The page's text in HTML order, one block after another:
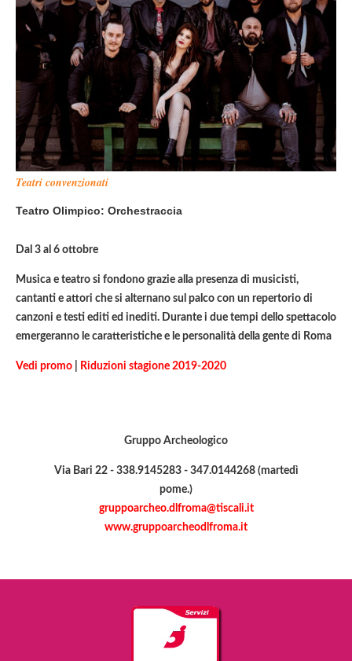
Teatri convenzionati
Teatro Olimpico: Orchestraccia
Dal 3 al 6 ottobre
Musica e teatro si fondono grazie alla presenza di musicisti,
cantanti e attori che si alternano sul palco con un repertorio di
canzoni e testi editi ed inediti. Durante i due tempi dello spettacolo
emergeranno le caratteristiche e le personalità della gente di Roma
Vedi promo Riduzioni stagione 2019-2020
Gruppo Archeologico
Via Bari 22 - 338.9145283 - 347.0144268 (martedì
pome.)
gruppoarcheo.dlfroma@tiscali.it
www.gruppoarcheodlfroma.it